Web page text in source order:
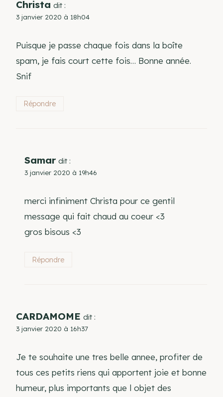
Christa dit :
3 janvier 2020 à 18h04
Puisque je passe chaque fois dans la boîte
spam, je fais court cette fois… Bonne année.
Snif
Répondre
Samar dit :
3 janvier 2020 à 19h46
merci infiniment Christa pour ce gentil
message qui fait chaud au coeur <3
gros bisous <3
Répondre
CARDAMOME dit :
3 janvier 2020 à 16h37
Je te souhaite une tres belle annee, profiter de
tous ces petits riens qui apportent joie et bonne
humeur, plus importants que l objet des